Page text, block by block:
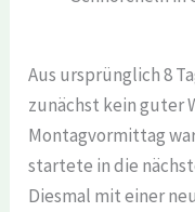
Aus ursprünglich 8
zunächst kein guter
Montagvormittag
startete in die
Diesmal mit einer